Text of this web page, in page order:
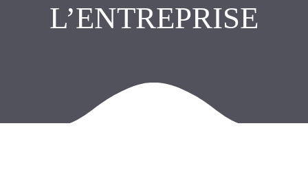
L’ENTREPRISE